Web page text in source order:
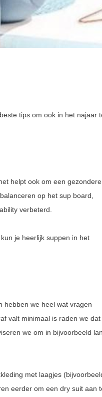
tips om ook in het najaar
helpt ook om een gezondere
op het sup board,
verbeterd.
je heerlijk suppen in het
hebben we heel wat vragen
valt minimaal is raden we dat
we om in bijvoorbeeld
met laagjes
eerder om een dry suit aan